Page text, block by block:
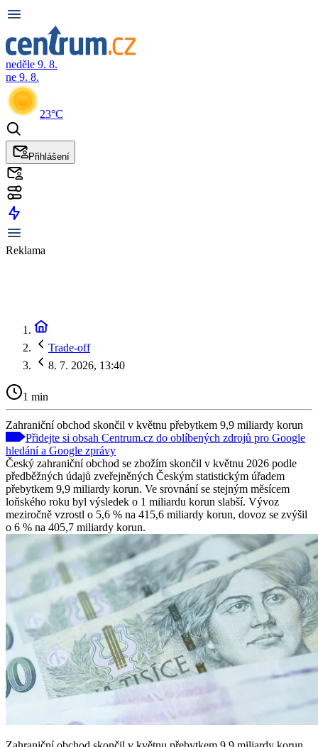
neděle 9. 8.
ne 9. 8.
23°C
Přihlášení
Reklama
Trade-off
8. 7. 2026, 13:40
1 min
Zahraniční obchod skončil v květnu přebytkem 9,9 miliardy korun
Přidejte si obsah Centrum.cz do oblíbených zdrojů pro Google
hledání a Google zprávy
Český zahraniční obchod se zbožím skončil v květnu 2026 podle
předběžných údajů zveřejněných Českým statistickým úřadem
přebytkem 9,9 miliardy korun. Ve srovnání se stejným měsícem
loňského roku byl výsledek o 1 miliardu korun slabší. Vývoz
meziročně vzrostl o 5,6 % na 415,6 miliardy korun, dovoz se zvýšil
o 6 % na 405,7 miliardy korun.